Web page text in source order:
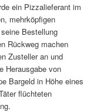
ein Pizzalieferant im
mehrköpfigen
Bestellung
Rückweg machen
Zusteller an und
Herausgabe von
Bargeld in Höhe eines
flüchteten